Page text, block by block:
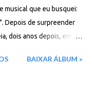
musical que eu busquei:
Depois de surpreender
dois anos depois, em
com investimento
BAIXAR ÁLBUM »